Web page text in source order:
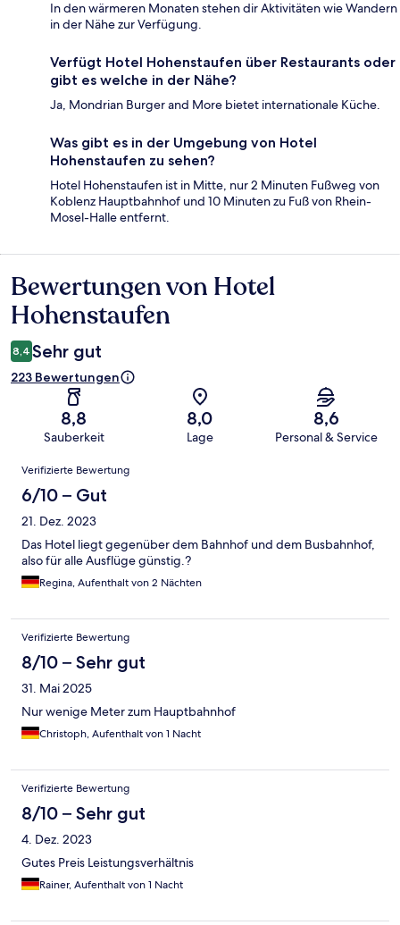
In den wärmeren Monaten stehen dir Aktivitäten wie Wandern
in der Nähe zur Verfügung.
Verfügt Hotel Hohenstaufen über Restaurants oder
gibt es welche in der Nähe?
Ja, Mondrian Burger and More bietet internationale Küche.
Was gibt es in der Umgebung von Hotel
Hohenstaufen zu sehen?
Hotel Hohenstaufen ist in Mitte, nur 2 Minuten Fußweg von
Koblenz Hauptbahnhof und 10 Minuten zu Fuß von Rhein-
Mosel-Halle entfernt.
Bewertungen
Bewertungen von Hotel
Hohenstaufen
8,4 Sehr gut
223 Bewertungen
8,8
Sauberkeit
8,0
Lage
8,6
Personal & Service
Bewertungen
Verifizierte Bewertung
6/10 – Gut
21. Dez. 2023
Das Hotel liegt gegenüber dem Bahnhof und dem Busbahnhof,
also für alle Ausflüge günstig.?
Regina, Aufenthalt von 2 Nächten
Verifizierte Bewertung
8/10 – Sehr gut
31. Mai 2025
Nur wenige Meter zum Hauptbahnhof
Christoph, Aufenthalt von 1 Nacht
Verifizierte Bewertung
8/10 – Sehr gut
4. Dez. 2023
Gutes Preis Leistungsverhältnis
Rainer, Aufenthalt von 1 Nacht